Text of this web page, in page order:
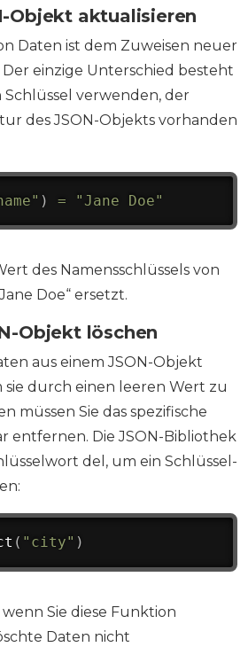
Objekt aktualisieren
Daten ist dem Zuweisen neuer
einzige Unterschied besteht
Schlüssel verwenden, der
des JSON-Objekts vorhanden
) = "Jane Doe"
des Namensschlüssels von
Doe“ ersetzt.
Objekt löschen
aus einem JSON-Objekt
sie durch einen leeren Wert zu
müssen Sie das spezifische
entfernen. Die JSON-Bibliothek
del, um ein Schlüssel-
( "city" )
wenn Sie diese Funktion
Daten nicht